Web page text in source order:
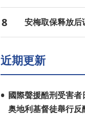
8 安梅取保释放
近期更新
國際聲援酷刑受害者
奥地利基督徒舉行反